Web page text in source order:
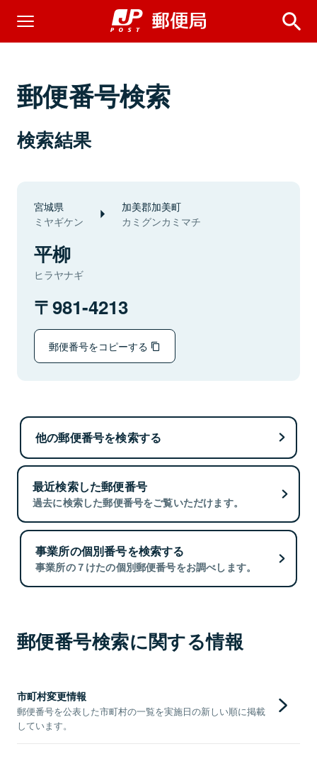
郵便番号検索
検索結果
宮城県
ミヤギケン
加美郡加美町
カミグンカミマチ
平柳
ヒラヤナギ
981-4213
郵便番号をコピーする
他の郵便番号を検索する
最近検索した郵便番号
過去に検索した郵便番号をご覧いただけます。
事業所の個別番号を検索する
事業所の７けたの個別郵便番号をお調べします。
郵便番号検索に関する情報
市町村変更情報
郵便番号を公表した市町村の一覧を実施日の新しい順に掲載
しています。